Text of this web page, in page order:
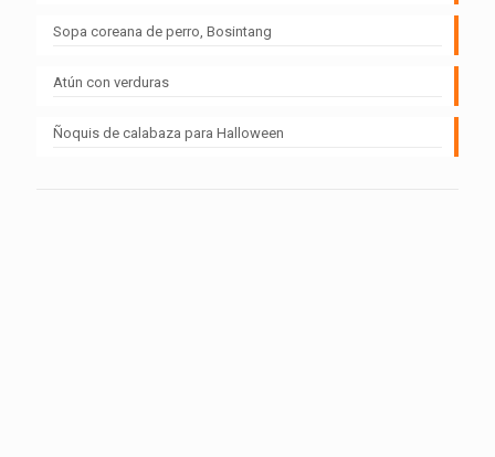
Sopa coreana de perro, Bosintang
Atún con verduras
Ñoquis de calabaza para Halloween